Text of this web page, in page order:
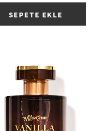
SEPETE EKLE